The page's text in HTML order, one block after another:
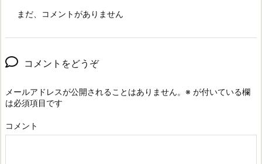
まだ、コメントがありません
コメントをどうぞ
メールアドレスが公開されることはありません。 ※ が付いている欄
は必須項目です
コメント